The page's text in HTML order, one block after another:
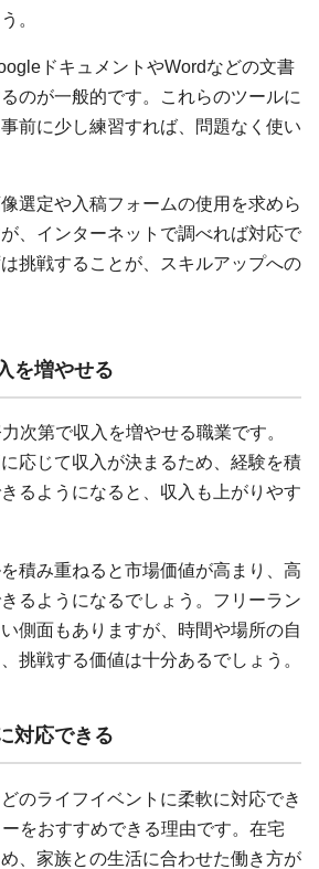
。
ドキュメントやWordなどの文書
のが一般的です。これらのツールに
前に少し練習すれば、問題なく使い
選定や入稿フォームの使用を求めら
、インターネットで調べれば対応で
挑戦することが、スキルアップへの
を増やせる
次第で収入を増やせる職業です。
応じて収入が決まるため、経験を積
るようになると、収入も上がりやす
積み重ねると市場価値が高まり、高
るようになるでしょう。フリーラン
側面もありますが、時間や場所の自
挑戦する価値は十分あるでしょう。
対応できる
のライフイベントに柔軟に対応でき
をおすすめできる理由です。在宅
、家族との生活に合わせた働き方が